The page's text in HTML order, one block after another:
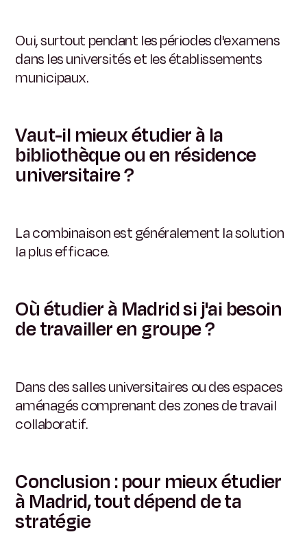
Oui, surtout pendant les périodes d'examens
dans les universités et les établissements
municipaux.
Vaut-il mieux étudier à la
bibliothèque ou en résidence
universitaire ?
La combinaison est généralement la solution
la plus efficace.
Où étudier à Madrid si j'ai besoin
de travailler en groupe ?
Dans des salles universitaires ou des espaces
aménagés comprenant des zones de travail
collaboratif.
Conclusion : pour mieux étudier
à Madrid, tout dépend de ta
stratégie